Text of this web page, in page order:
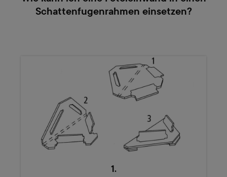
Schattenfugenrahmen einsetzen?
1.